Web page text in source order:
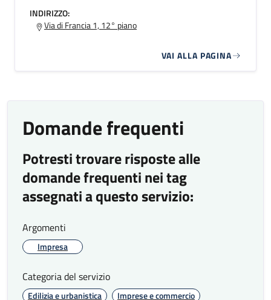
INDIRIZZO:
Via di Francia 1, 12° piano
VAI ALLA PAGINA
Domande frequenti
Potresti trovare risposte alle
domande frequenti nei tag
assegnati a questo servizio:
Argomenti
Impresa
Categoria del servizio
Edilizia e urbanistica Imprese e commercio